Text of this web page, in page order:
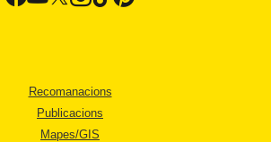
Recomanacions
Publicacions
Mapes/GIS